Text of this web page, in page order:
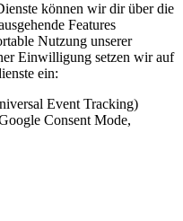
können wir dir über die
Features
Nutzung unserer
Einwilligung setzen wir auf
ein:
Event Tracking)
Consent Mode,